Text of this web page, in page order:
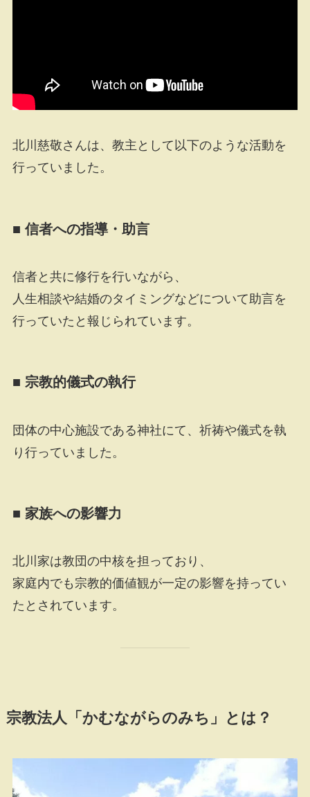
北川慈敬さんは、教主として以下のような活動を
行っていました。
■ 信者への指導・助言
信者と共に修行を行いながら、
人生相談や結婚のタイミングなどについて助言を
行っていたと報じられています。
■ 宗教的儀式の執行
団体の中心施設である神社にて、祈祷や儀式を執
り行っていました。
■ 家族への影響力
北川家は教団の中核を担っており、
家庭内でも宗教的価値観が一定の影響を持ってい
たとされています。
宗教法人「かむながらのみち」とは？